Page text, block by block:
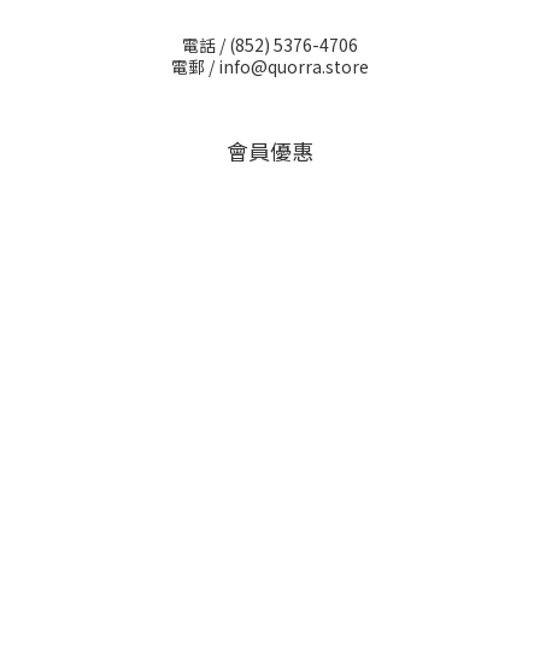
電話 /(852) 5376-4706
電郵 /info@quorra.store
會員優惠